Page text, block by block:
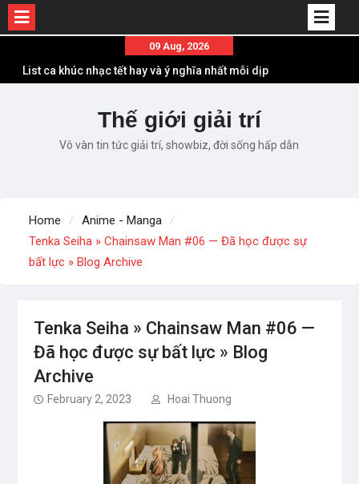
content
09 Aug, 2026
List ca khúc nhạc tết hay và ý nghĩa nhất mỗi dịp
xuân về
Em ơi lên phố – Minh Vương: Màn comeback
Những ca khúc nhạc xuân “sặc mùi” quảng cáo
nhưng vẫn ấn tượng
Lời bài hát Làm Gì Phải Hốt – Sản phẩm âm nhạc
Thế giới giải trí
Vô vàn tin tức giải trí, showbiz, đời sống hấp dẫn
Home
Anime - Manga
Tenka Seiha » Chainsaw Man #06 — Đã học được sự
bất lực » Blog Archive
Tenka Seiha » Chainsaw Man #06 —
Đã học được sự bất lực » Blog
Archive
February 2, 2023 Hoai Thuong